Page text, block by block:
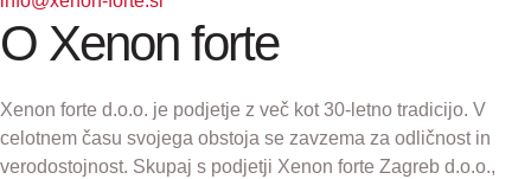
O Xenon forte
Xenon forte d.o.o. je podjetje z več kot 30-letno tradicijo. V
celotnem času svojega obstoja se zavzema za odličnost in
verodostojnost. Skupaj s podjetji Xenon forte Zagreb d.o.o.,